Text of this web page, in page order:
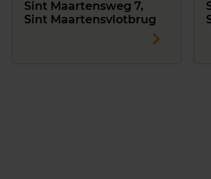
Sint Maartensweg 7,
Sint Maartensvlotbrug